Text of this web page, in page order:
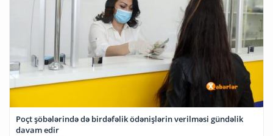
Poçt şöbələrində də birdəfəlik ödənişlərin verilməsi gündəlik
davam edir